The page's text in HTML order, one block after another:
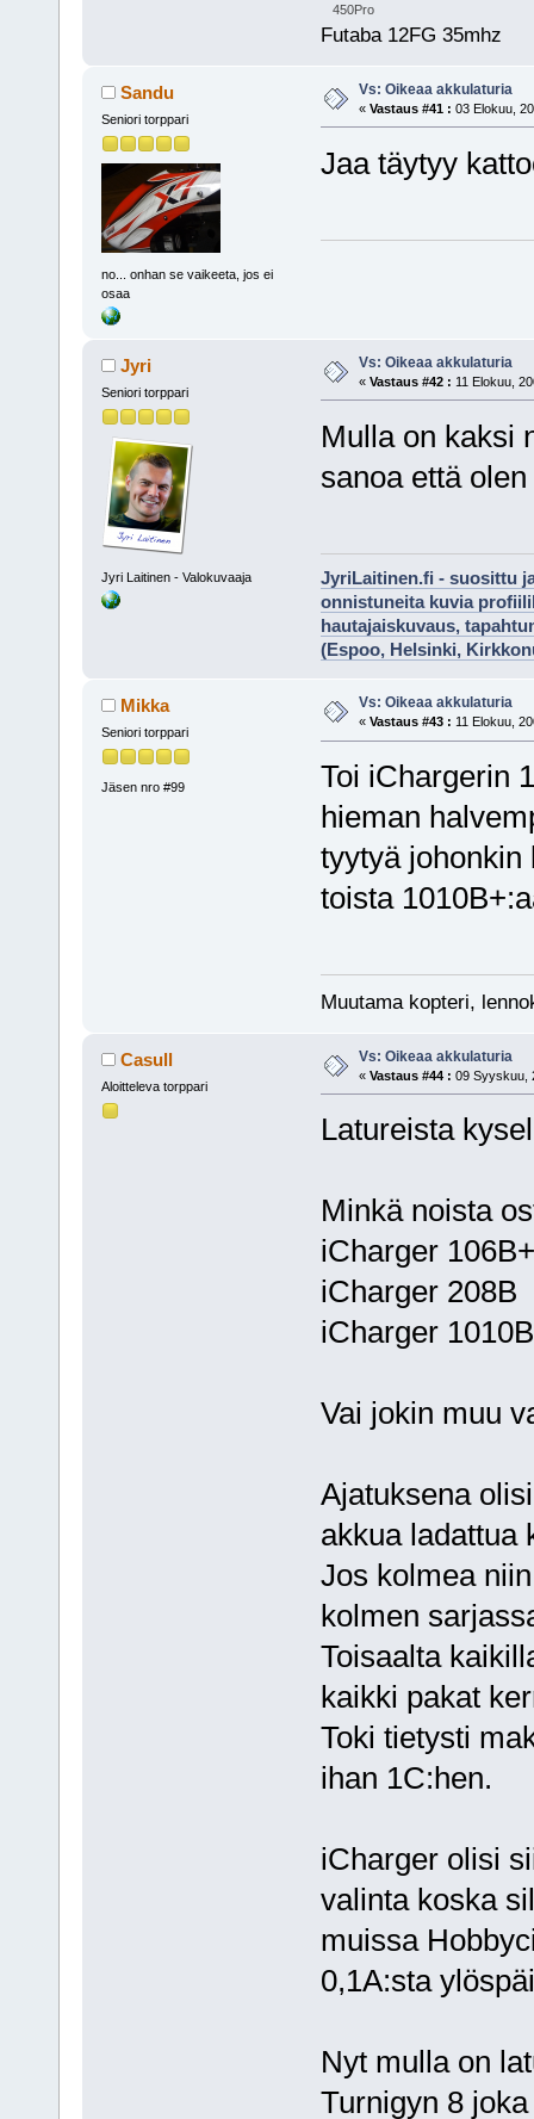
450Pro
Futaba 12FG 35mhz
Sandu
Seniori torppari
no... onhan se vaikeeta, jos ei
osaa
Vs: Oikeaa akkulaturia
« Vastaus #41 : 03 Elokuu,
Jaa täytyy
Jyri
Seniori torppari
Jyri Laitinen - Valokuvaaja
Vs: Oikeaa akkulaturia
« Vastaus #42 : 11 Elokuu,
Mulla on kaksi
sanoa että
JyriLaitinen.fi - suosittu
onnistuneita kuvia
hautajaiskuvaus,
(Espoo, Helsinki,
Mikka
Seniori torppari
Jäsen nro #99
Vs: Oikeaa akkulaturia
« Vastaus #43 : 11 Elokuu,
Toi iChargerin
hieman
tyytyä johonkin
toista
Muutama kopteri,
Casull
Aloitteleva torppari
Vs: Oikeaa akkulaturia
« Vastaus #44 : 09 Syyskuu,
Latureista
Minkä noista
iCharger 106B+
iCharger 208B
iCharger
Vai jokin muu
Ajatuksena
akkua ladattua
Jos kolmea
kolmen
Toisaalta
kaikki pakat
Toki tietysti
ihan 1C:hen.
iCharger olisi
valinta koska
muissa
0,1A:sta
Nyt mulla on
Turnigyn 8